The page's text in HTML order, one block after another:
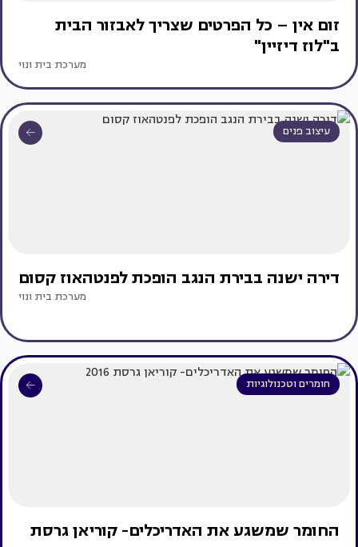
זום אין – כל הפרטים שצריך לאבזור הבית
ב"לוז דיזיין"
מערכת בית ונוי
עיצוב פנים
דירה ישנה בבירת הנגב הופכת לפנטהאוז קסום
מערכת בית ונוי
חומרים וטכנולוגיות
החומר שמשגע את האדריכלים- קוריאן גרסת